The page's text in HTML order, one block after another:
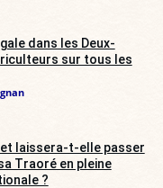
dans les Deux-
sur tous les
laissera-t-elle passer
Traoré en pleine
?